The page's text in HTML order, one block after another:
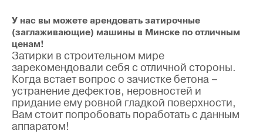
У нас вы можете арендовать затирочные
(заглаживающие) машины в Минске по отличным
ценам!
Затирки в строительном мире
зарекомендовали себя с отличной стороны.
Когда встает вопрос о зачистке бетона –
устранение дефектов, неровностей и
придание ему ровной гладкой поверхности,
Вам стоит попробовать поработать с данным
аппаратом!